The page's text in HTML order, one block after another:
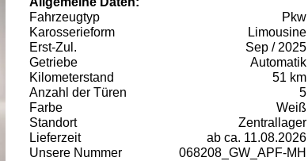
Fahrzeugtyp
Pkw
Karosserieform
Limousine
Erst-Zul.
Sep / 2025
Getriebe
Automatik
Kilometerstand
51 km
Anzahl der Türen
5
Farbe
Weiß
Standort
Zentrallager
Lieferzeit
ab ca. 11.08.2026
Unsere Nummer
068208_GW_APF-MH